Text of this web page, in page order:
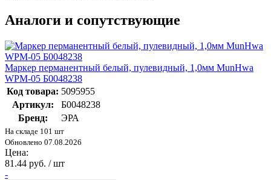
Аналоги и сопутствующие
Маркер перманентный белый, пулевидный, 1,0мм MunHwa
WPM-05 Б0048238
Код товара: 5095955
Артикул:
Б0048238
Бренд:
ЭРА
На складе 101 шт
Обновлено 07.08.2026
Цена:
81.44 руб. / шт
-